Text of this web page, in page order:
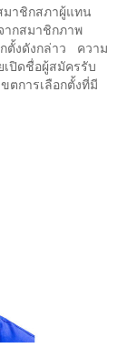
าชิกสภาผู้แทน
ากสมาชิกภาพ
กตั้งดังกล่าว ความ
เปิดชื่อผู้สมัครรับ
ตการเลือกตั้งที่มี